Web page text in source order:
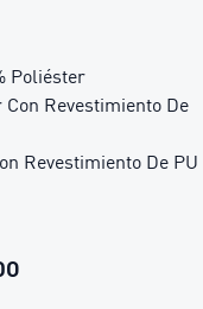
Poliéster
Revestimiento De
Revestimiento De PU